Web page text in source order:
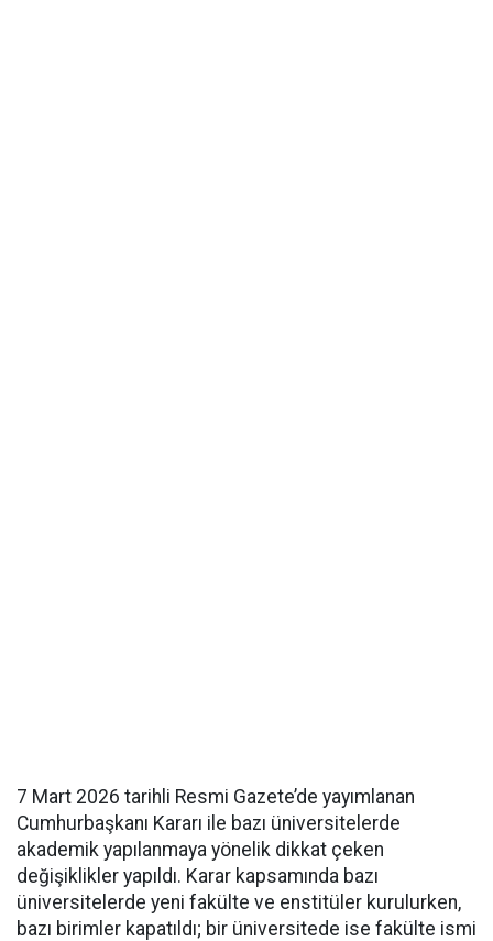
7 Mart 2026 tarihli Resmi Gazete’de yayımlanan
Cumhurbaşkanı Kararı ile bazı üniversitelerde
akademik yapılanmaya yönelik dikkat çeken
değişiklikler yapıldı. Karar kapsamında bazı
üniversitelerde yeni fakülte ve enstitüler kurulurken,
bazı birimler kapatıldı; bir üniversitede ise fakülte ismi